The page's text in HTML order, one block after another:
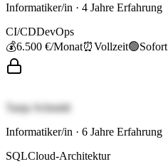
Informatiker/in · 4 Jahre Erfahrung
CI/CDDevOps
💰6.500 €/Monat⏰Vollzeit🟢Sofort
Tanja Schmidt
Informatiker/in · 6 Jahre Erfahrung
SQLCloud-Architektur